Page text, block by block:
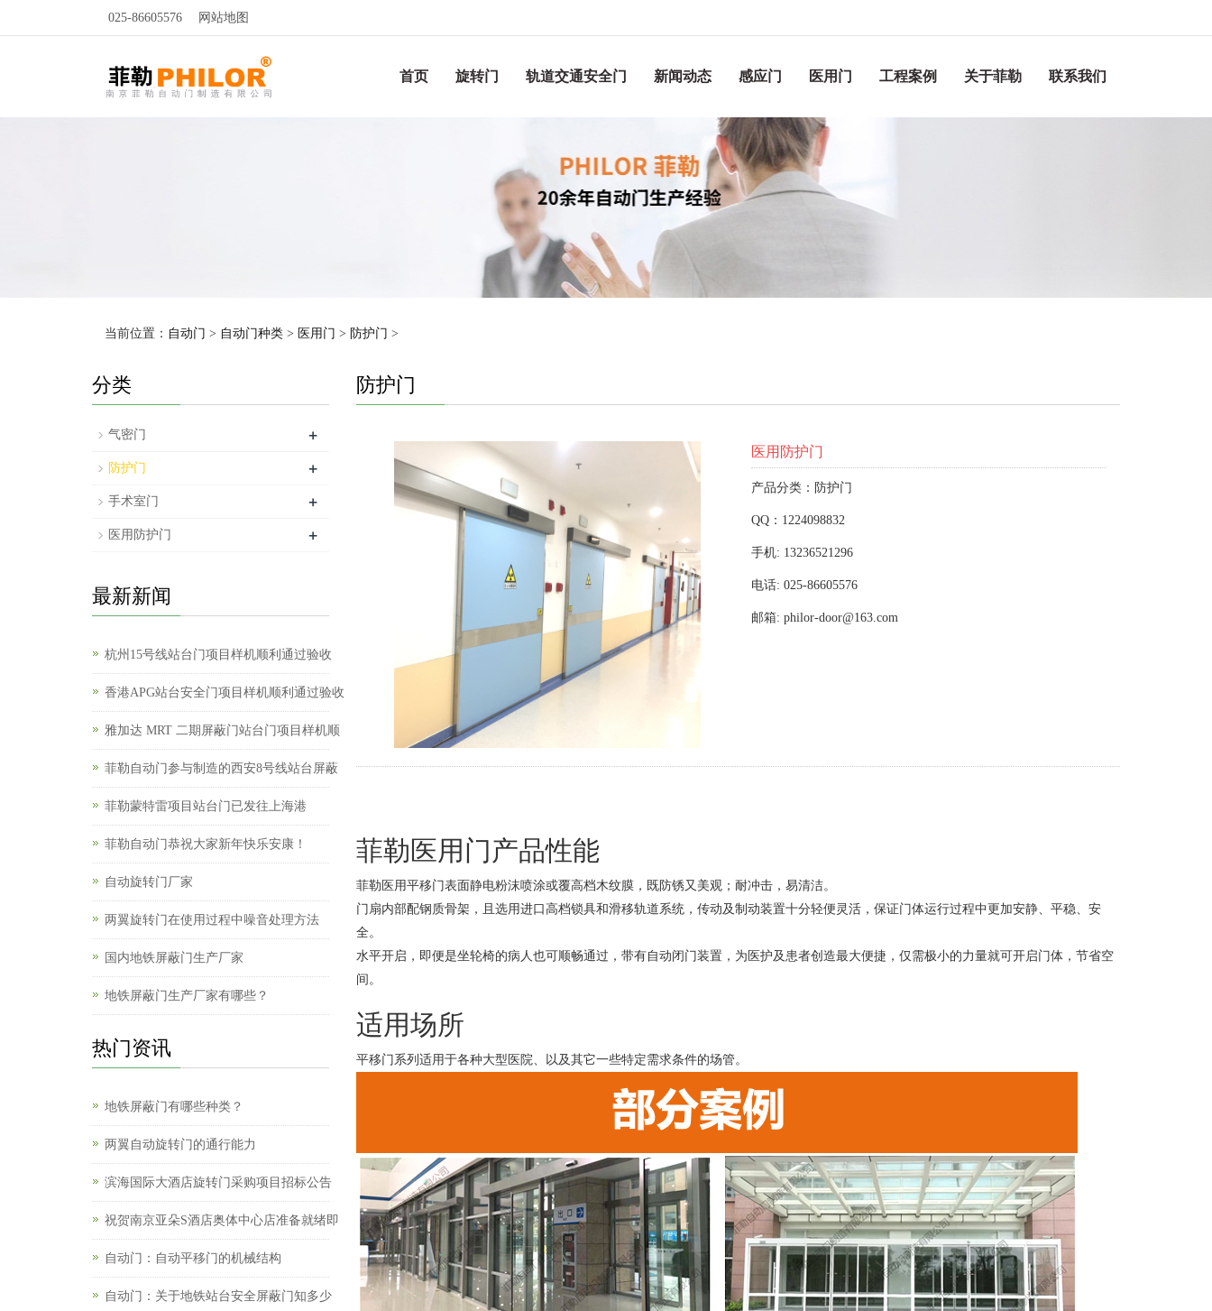
025-86605576 网站地图
首页 旋转门 轨道交通安全门 新闻动态 感应门 医用门 工程案例 关于菲勒 联系我们
当前位置： 自动门 > 自动门种类 > 医用门 > 防护门 >
防护门
医用防护门
产品分类：防护门
QQ：1224098832
手机: 13236521296
电话: 025-86605576
邮箱: philor-door@163.com
菲勒医用门产品性能
菲勒医用平移门表面静电粉沫喷涂或覆高档木纹膜，既防锈又美观；耐冲击，易清洁。
门扇内部配钢质骨架，且选用进口高档锁具和滑移轨道系统，传动及制动装置十分轻便灵活，保证门体运行过程中更加安静、平稳、安
全。
水平开启，即便是坐轮椅的病人也可顺畅通过，带有自动闭门装置，为医护及患者创造最大便捷，仅需极小的力量就可开启门体，节省空
间。
适用场所
平移门系列适用于各种大型医院、以及其它一些特定需求条件的场管。
分类
气密门 +
防护门 +
手术室门 +
医用防护门 +
最新新闻
杭州15号线站台门项目样机顺利通过验收
香港APG站台安全门项目样机顺利通过验收
雅加达 MRT 二期屏蔽门站台门项目样机顺
菲勒自动门参与制造的西安8号线站台屏蔽
菲勒蒙特雷项目站台门已发往上海港
菲勒自动门恭祝大家新年快乐安康！
自动旋转门厂家
两翼旋转门在使用过程中噪音处理方法
国内地铁屏蔽门生产厂家
地铁屏蔽门生产厂家有哪些？
热门资讯
地铁屏蔽门有哪些种类？
两翼自动旋转门的通行能力
滨海国际大酒店旋转门采购项目招标公告
祝贺南京亚朵S酒店奥体中心店准备就绪即
自动门：自动平移门的机械结构
自动门：关于地铁站台安全屏蔽门知多少